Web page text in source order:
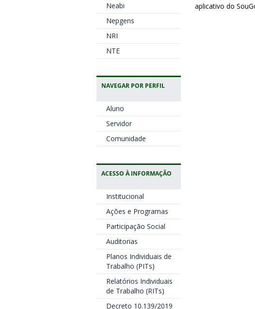
Neabi
Nepgens
NRI
NTE
NAVEGAR POR PERFIL
Aluno
Servidor
Comunidade
ACESSO À INFORMAÇÃO
Institucional
Ações e Programas
Participação Social
Auditorias
Planos Individuais de
Trabalho (PITs)
Relatórios Individuais
de Trabalho (RITs)
Decreto 10.139/2019
aplicativo do